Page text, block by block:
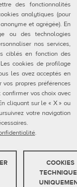
des fonctionnalités
analytiques (pour
et agrégée). En
ou des technologies
nos services,
ciblés en fonction des
cookies de profilage
les avez acceptés en
vos propres préférences
vos choix avec
cliquant sur le « X » ou
votre navigation
.
COOKIES
LLC
VA 23111-USA
1000
(7263)
8650
40128 Bologna, Italy - VAT